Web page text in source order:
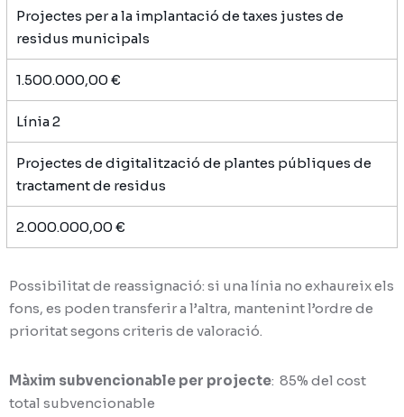
Projectes per a la implantació de taxes justes de
residus municipals
1.500.000,00 €
Línia 2
Projectes de digitalització de plantes públiques de
tractament de residus
2.000.000,00 €
Possibilitat de reassignació: si una línia no exhaureix els
fons, es poden transferir a l’altra, mantenint l’ordre de
prioritat segons criteris de valoració.
Màxim subvencionable per projecte: 85% del cost
total subvencionable